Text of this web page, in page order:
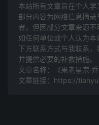
昼星
昼见星辰夜
阴星垣庙如逢
本站所有文章旨在个人学
部分内容为网络信息摘
者，但因部分文章来源不
如任何单位或个人认为
下方联系方式与我联系​​
并提供必要的补救措施。
文章名称：《果老星宗·乔
文章链接： https://